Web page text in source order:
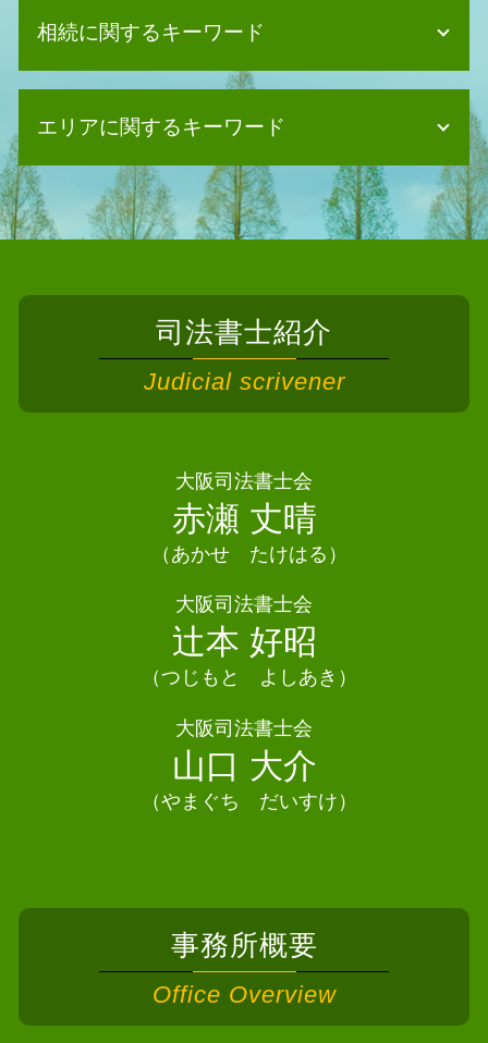
個人再生 失敗
個人再生 流れ
債務整理 費用
自己破産 デメリット 仕事
消滅時効 期間
自己破産 デメリット メリット
債務整理 メリット
自己破産 住宅ローン
任意整理 訴訟
債務整理 強い事務所
債務整理 流れ
個人再生 メリット
個人再生 必要書類
相続に関するキーワード
相続 手続き 期限
相続 債務
遺言書 書き方
空き家 相続放棄
相続 登記 自分で
相続 手続き 代行
相続 相談先
遺産分割協議 いつまで
相続 遺留分
相続 司法書士
相続放棄 デメリット
数次相続 遺産分割協議 登記
自筆証書遺言 検認
遺産分割協議 土地
遺産分割協議 公正証書
エリアに関するキーワード
債務整理 司法書士 高槻市
相続 司法書士泉佐野市
相続 司法書士 四條畷市
相続 司法書士 河南町
債務整理 司法書士 高石市
債務整理 司法書士 箕面市
債務整理 司法書士 摂津市
債務整理 司法書士 吹田市
債務整理 司法書士 能勢町
相続 司法書士 寝屋川市
相続 司法書士 泉南市
債務整理 司法書士 豊中市
債務整理 司法書士 池田市
相続 司法書士 千早赤阪村
債務整理 司法書士 富田林市
司法書士紹介
Judicial scrivener
大阪司法書士会
赤瀬 丈晴
（あかせ たけはる）
大阪司法書士会
辻本 好昭
（つじもと よしあき）
大阪司法書士会
山口 大介
（やまぐち だいすけ）
事務所概要
Office Overview